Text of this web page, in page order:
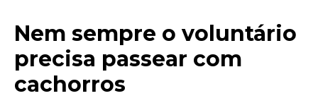
Nem sempre o voluntário
precisa passear com
cachorros